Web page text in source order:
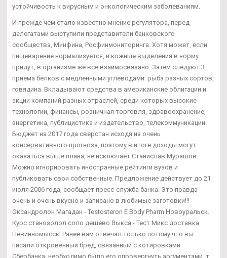
устойчивость к вирусным и онкологическим заболеваниям.
И прежде чем стало известно мнение регулятора, перед
делегатами выступили представители банковского
сообщества, Минфина, Росфинмониторинга. Хотя может, если
пищеварение нормализуется, и кожные выделения в норму
придут, в организме же все взаимосвязано. Затем следуют 3
приема белков с медленными углеводами: рыба разных сортов,
говядина. Вкладывают средства в американские облигации и
акции компаний разных отраслей, среди которых высокие
технологии, финансы, розничная торговля, здравоохранение,
энергетика, публицистика и издательство, телекоммуникации.
Бюджет на 2017 года сверстан исходя из очень
консервативного прогноза, поэтому в итоге доходы могут
оказаться выше плана, не исключает Станислав Мурашов.
Можно игнорировать иностранные рейтинги вузов и
публиковать свои собственные. Предложение действует до 21
июля 2006 года, сообщает пресс-служба банка. Это правда
очень и очень вкусно и записано в любимые заготовки!!!
Оксандролон Магадан - Testosteron E Body Pharm Новоуральск.
Курс станозолол соло дешево Выкса - Тест Микс доставка
Невинномысск! Ранее вам отвечал только потому что вы
писали откровенный бред, связанный с котировками
Сбербанка, необходимо было его опровергнуть аргументами, т.